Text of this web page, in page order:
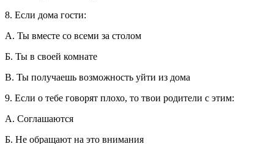
8. Если дома гости:
А. Ты вместе со всеми за столом
Б. Ты в своей комнате
В. Ты получаешь возможность уйти из дома
9. Если о тебе говорят плохо, то твои родители с этим:
А. Соглашаются
Б. Не обращают на это внимания